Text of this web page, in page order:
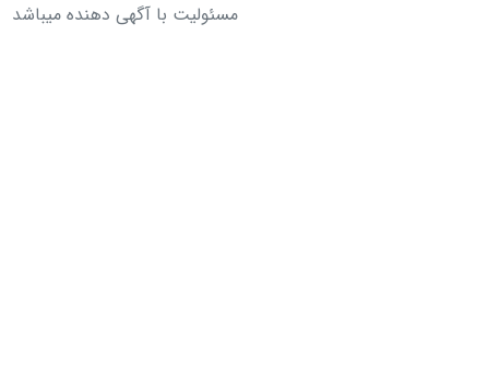
مسئولیت با آگهی دهنده میباشد